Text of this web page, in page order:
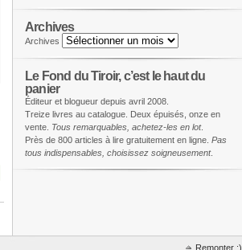
Archives
Archives
Le Fond du Tiroir, c’est le haut du
panier
Éditeur et blogueur depuis avril 2008.
Treize livres au catalogue. Deux épuisés, onze en
vente. Tous remarquables, achetez-les en lot.
Près de 800 articles à lire gratuitement en ligne. Pas
tous indispensables, choisissez soigneusement.
Remonter ;)